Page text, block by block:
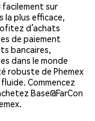
facilement sur
la plus efficace,
d’achats
de paiement
bancaires,
dans le monde
robuste de Phemex
Commencez
Base@FarCon